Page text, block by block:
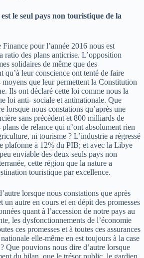
le seul pays non touristique de la
pour l’année 2016 nous est
ratio des plans anti­crise. L’opposition
solidaires de même que des
qu’à leur conscience ont tenté de faire
moyens que leur permettent la Constitution
Ils ont déclaré cette loi comme nous la
loi anti- sociale et anti­nationale. Que
lorsque nous constations qu’après une
sans précédent et 800 milliards de
de relance qui n’ont absolument rien
ni tourisme ? L’industrie a régressé
plafonne à 12% du PIB; et avec la Libye
enviable des deux seuls pays non
cette région que la nature a
touristique par excellence.
lorsque nous constations que après
un autre en cours et en dépit des promesses
quant à l’accession de notre pays au
les dysfonctionnements de l’économie
ces promesses et à toutes ces assurances
elle-même en est toujours à la case
Que pouvions nous dire d’autre lorsque